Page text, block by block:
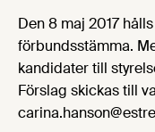
Den 8 maj 2017
förbundsstämma.
kandidater till
Förslag skickas till